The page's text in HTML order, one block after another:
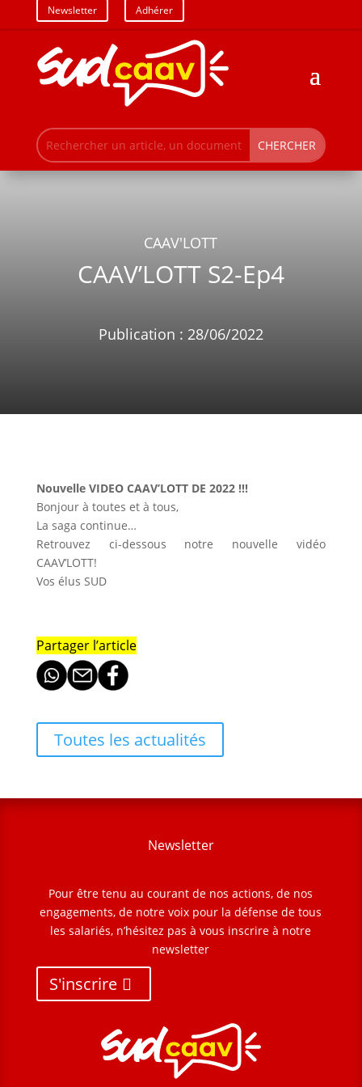
Newsletter Adhérer
CAAV'LOTT
CAAV’LOTT S2-Ep4
Publication : 28/06/2022
Nouvelle VIDEO CAAV’LOTT DE 2022 !!!
Bonjour à toutes et à tous,
La saga continue…
Retrouvez ci-dessous notre nouvelle vidéo
CAAV’LOTT!
Vos élus SUD
Partager l’article
Toutes les actualités
Newsletter
Pour être tenu au courant de nos actions, de nos
engagements, de notre voix pour la défense de tous
les salariés, n’hésitez pas à vous inscrire à notre
newsletter
S'inscrire